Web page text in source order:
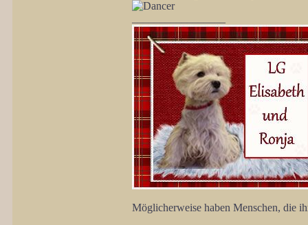
Möglicherweise haben Menschen, die